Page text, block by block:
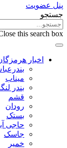
پنل عضویت
جستجو
this search box.
اخبار
میناب
بندر
قشم
رودان
بستک
حاجی
جاسک
خمیر